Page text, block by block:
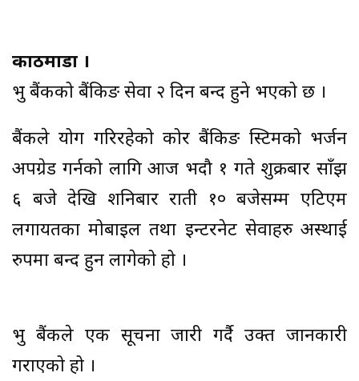
काठमाडौं ।
प्रभु बैंकको बैंकिङ सेवा २ दिन बन्द हुने भएको छ ।
बैंकले प्रयोग गरिरहेको कोर बैंकिङ स्टिमको भर्जन
अपग्रेड गर्नको लागि आज भदौ १ गते शुक्रबार साँझ
६ बजे देखि शनिबार राती १० बजेसम्म एटिएम
लगायतका मोबाइल तथा इन्टरनेट सेवाहरु अस्थाई
रुपमा बन्द हुन लागेको हो ।
प्रभु बैंकले एक सूचना जारी गर्दै उक्त जानकारी
गराएको हो ।